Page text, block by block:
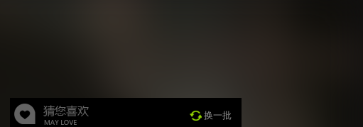
换一批